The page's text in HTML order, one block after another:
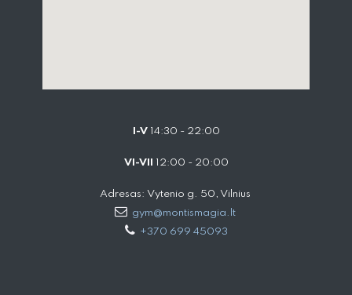
I-V14:30 - 22:00
VI-VII 12:00 - 20:00
Adresas: Vytenio g. 50, Vilnius
gym@montismagia.lt
+370 699 45093